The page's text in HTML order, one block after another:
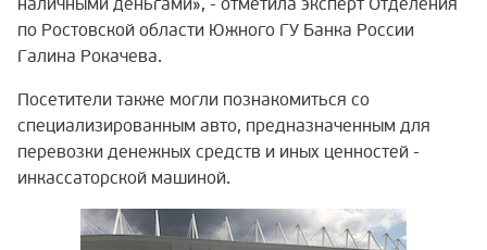
наличными деньгами», - отметила эксперт Отделения
по Ростовской области Южного ГУ Банка России
Галина Рокачева.
Посетители также могли познакомиться со
специализированным авто, предназначенным для
перевозки денежных средств и иных ценностей -
инкассаторской машиной.